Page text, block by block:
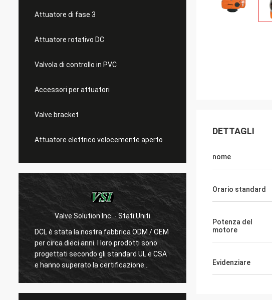
Attuatore di fase 3
Attuatore rotativo DC
Valvola di controllo in PVC
Accessori per attuatori
Valve bracket
Attuatore elettrico velocemente aperto
Valve Solution Inc. - Stati Uniti
DCL è stata la nostra fabbrica ODM / OEM
per circa dieci anni. I loro prodotti sono
progettati secondo gli standard UL e CSA
e hanno superato la certificazione
CSA.Pochissimi produttori cinesi possono
Con 15 anni di
siamo molto soddisfatti
loro dipendenti sono
prodotti.Fanno sempre
DETTAGLI
nome
Orario standard
Potenza del
motore
Evidenziare